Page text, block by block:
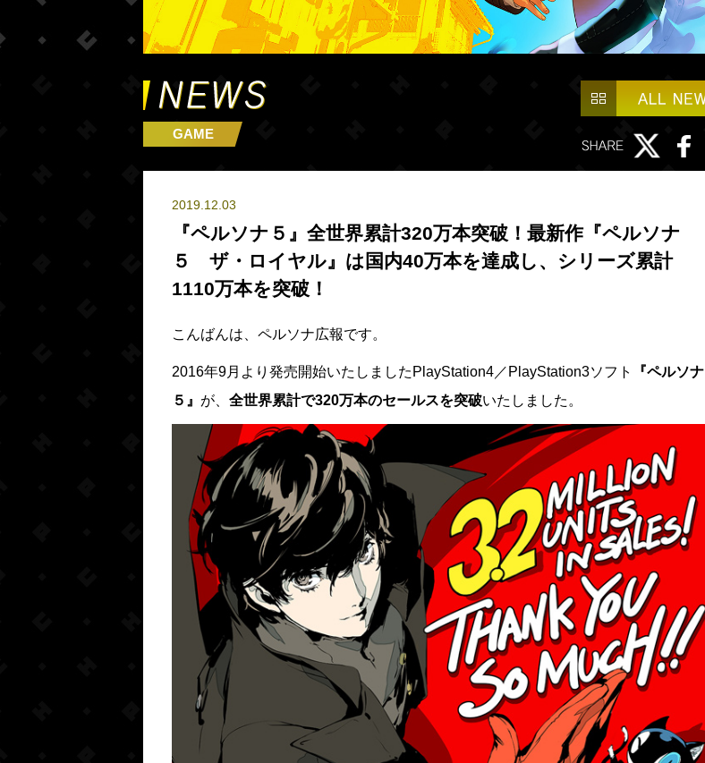
GAME
2019.12.03
『ペルソナ５』全世界累計320万本突破！最新作『ペルソナ
５ ザ・ロイヤル』は国内40万本を達成し、シリーズ累計
1110万本を突破！
こんばんは、ペルソナ広報です。
2016年9月より発売開始いたしましたPlayStation4／PlayStation3ソフト
『ペルソナ
５』 が、 全世界累計で320万本のセールスを突破いたしました。